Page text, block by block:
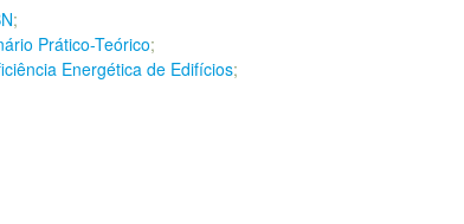
;
Prático-Teórico;
Energética de Edifícios;